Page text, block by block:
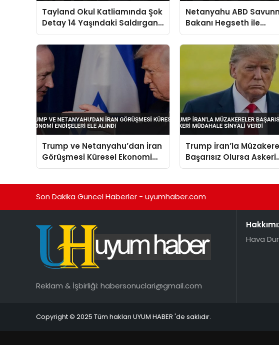
Tayland Okul Katliamında Şok
Detay 14 Yaşındaki Saldırgan
Önce Ailesini Öldürmüş
Netanyahu ABD
Bakanı Hegseth ile
Washingtonda Görüştü
Trump ve Netanyahu’dan İran
Görüşmesi Küresel Ekonomi
Endişeleri Ele Alındı
Trump İran’la
Başarısız Olursa Askeri
Müdahale Sinyali Verdi
Son Dakika Güncel Haberler - uyumhaber.com
Reklam & İşbirliği: habersonuclari@gmail.com
Hava
Copyright © 2025 Tüm hakları UYUM HABER 'de saklıdır.